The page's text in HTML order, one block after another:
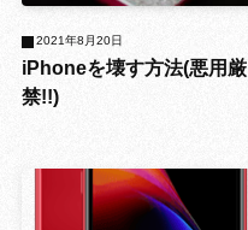
iPhoneを壊す方法(悪用厳
禁!!)
2021年8月20日